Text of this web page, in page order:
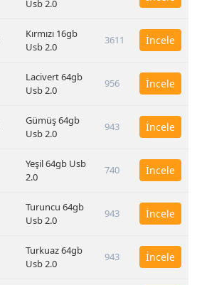
Usb 2.0
Kırmızı 16gb
Usb 2.0
3611 İncele
Lacivert 64gb
Usb 2.0
956 İncele
Gümüş 64gb
Usb 2.0
943 İncele
Yeşil 64gb Usb
2.0
740 İncele
Turuncu 64gb
Usb 2.0
943 İncele
Turkuaz 64gb
Usb 2.0
943 İncele